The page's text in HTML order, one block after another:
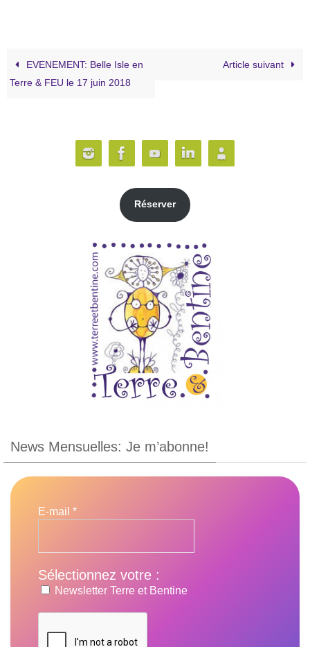
EVENEMENT: Belle Isle en
Terre & FEU le 17 juin 2018
Article suivant
Réserver
News Mensuelles: Je m’abonne!
E-mail *
Sélectionnez votre :
Newsletter Terre et Bentine